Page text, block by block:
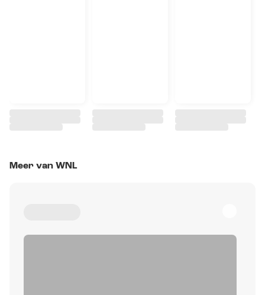
Meer van WNL